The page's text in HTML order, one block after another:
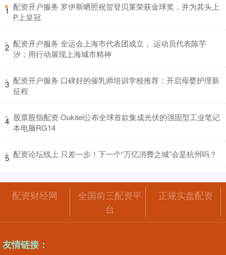
1 ​配资开户服务 罗伊斯晒照祝贺登贝莱荣获金球奖，并为其头上
P上皇冠
2 ​配资开户服务 全运会上海市代表团成立， 运动员代表陈芋
汐：用行动展现上海城市精神
3 ​配资开户服务 口碑好的催乳师培训学校推荐：开启母婴护理新
征程
4 ​股票股指配资 Oukitel公布全球首款集成光伏的强固型工业笔记
本电脑RG14
5 ​配资论坛线上 只差一步！下一个“万亿消费之城”会是杭州吗？
配资财经网
全国前三配资平
台
正规实盘配资
友情链接：